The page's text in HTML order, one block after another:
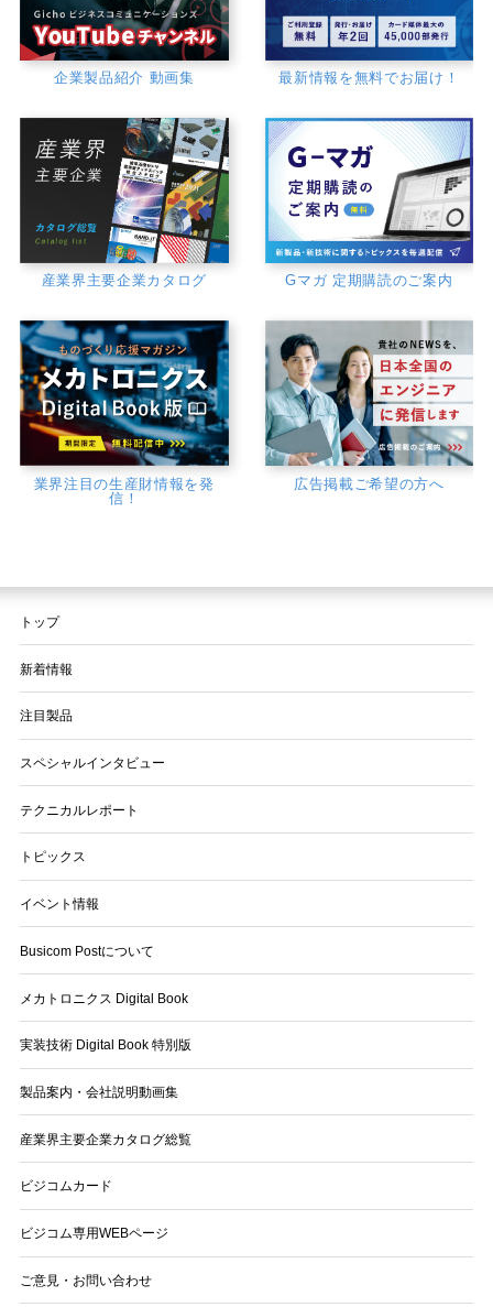
企業製品紹介 動画集 最新情報を無料でお届け！
産業界主要企業カタログ Gマガ 定期購読のご案内
業界注目の生産財情報を発
信！
広告掲載ご希望の方へ
トップ
新着情報
注目製品
スペシャルインタビュー
テクニカルレポート
トピックス
イベント情報
Busicom Postについて
メカトロニクス Digital Book
実装技術 Digital Book 特別版
製品案内・会社説明動画集
産業界主要企業カタログ総覧
ビジコムカード
ビジコム専用WEBページ
ご意見・お問い合わせ